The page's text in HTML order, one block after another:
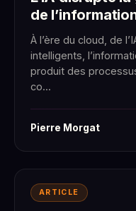
de
la main ?
À l’ère du cloud, de
intelligents,
produit des
co...
Pierre Morgat
ARTICLE